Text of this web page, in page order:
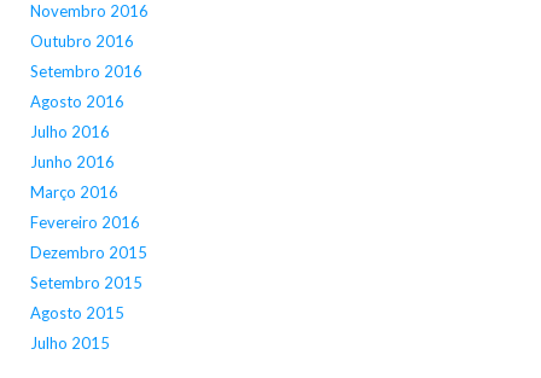
Novembro 2016
Outubro 2016
Setembro 2016
Agosto 2016
Julho 2016
Junho 2016
Março 2016
Fevereiro 2016
Dezembro 2015
Setembro 2015
Agosto 2015
Julho 2015